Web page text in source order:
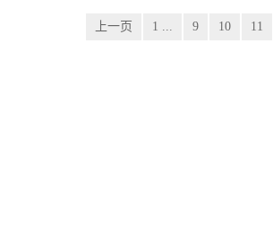
上一页 1 ... 9 10 11